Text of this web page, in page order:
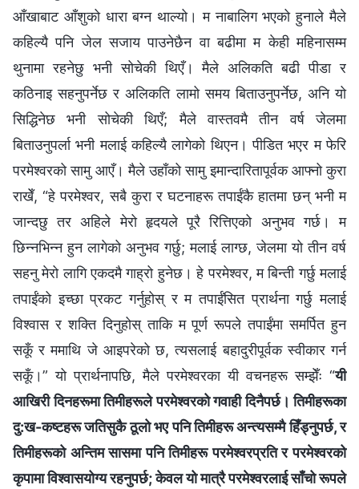
आँखाबाट आँशुको धारा बग्‍न थाल्यो। म नाबालिग भएको हुनाले मैले
कहिल्यै पनि जेल सजाय पाउनेछैन वा बढीमा म केही महिनासम्म
थुनामा रहनेछु भनी सोचेकी थिएँ। मैले अलिकति बढी पीडा र
कठिनाइ सहनुपर्नेछ र अलिकति लामो समय बिताउनुपर्नेछ, अनि यो
सिद्धिनेछ भनी सोचेकी थिएँ; मैले वास्तवमै तीन वर्ष जेलमा
बिताउनुपर्ला भनी मलाई कहिल्यै लागेको थिएन। पीडित भएर म फेरि
परमेश्‍वरको सामु आएँ। मैले उहाँको सामु इमान्दारितापूर्वक आफ्नो कुरा
राखेँ, “हे परमेश्‍वर, सबै कुरा र घटनाहरू तपाईंकै हातमा छन् भनी म
जान्दछु तर अहिले मेरो हृदयले पूरै रित्तिएको अनुभव गर्छ। म
छिन्‍नभिन्‍न हुन लागेको अनुभव गर्छु; मलाई लाग्छ, जेलमा यो तीन वर्ष
सहनु मेरो लागि एकदमै गाह्रो हुनेछ। हे परमेश्‍वर, म बिन्ती गर्छु मलाई
तपाईंको इच्छा प्रकट गर्नुहोस् र म तपाईंसित प्रार्थना गर्छु मलाई
विश्‍वास र शक्ति दिनुहोस् ताकि म पूर्ण रूपले तपाईंमा समर्पित हुन
सकूँ र ममाथि जे आइपरेको छ, त्यसलाई बहादुरीपूर्वक स्वीकार गर्न
सकूँ।” यो प्रार्थनापछि, मैले परमेश्‍वरका यी वचनहरू सम्झेँः “यी
आखिरी दिनहरूमा तिमीहरूले परमेश्‍वरको गवाही दिनैपर्छ। तिमीहरूका
दु:ख-कष्टहरू जतिसुकै ठूलो भए पनि तिमीहरू अन्त्यसम्मै हिँड्नुपर्छ, र
तिमीहरूको अन्तिम सासमा पनि तिमीहरू परमेश्‍वरप्रति र परमेश्‍वरको
कृपामा विश्‍वासयोग्य रहनुपर्छ; केवल यो मात्रै परमेश्‍वरलाई साँचो रूपले